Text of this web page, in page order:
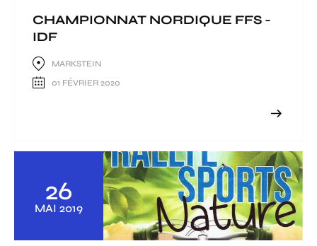
CHAMPIONNAT NORDIQUE FFS -
IDF
MARKSTEIN
01 FÉVRIER 2020
26
MAI 2019